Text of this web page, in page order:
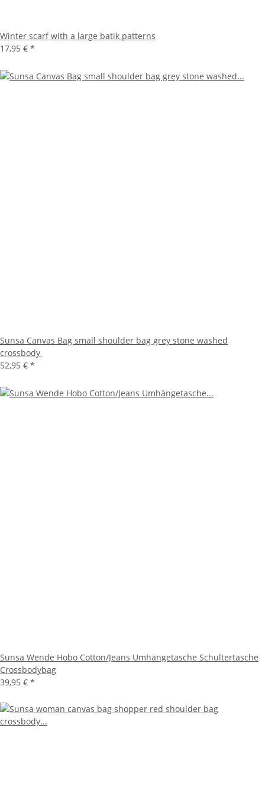
Winter scarf with a large batik patterns
17,95 € *
Sunsa Canvas Bag small shoulder bag grey stone washed
crossbody
52,95 € *
Sunsa Wende Hobo Cotton/Jeans Umhängetasche Schultertasche
Crossbodybag
39,95 € *